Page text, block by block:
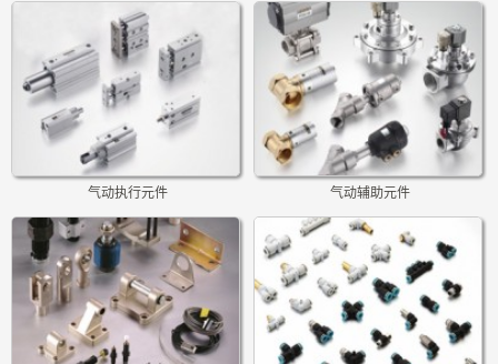
气动执行元件 气动辅助元件